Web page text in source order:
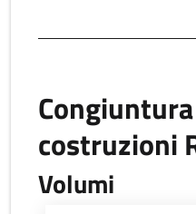
costruzioni
Volumi